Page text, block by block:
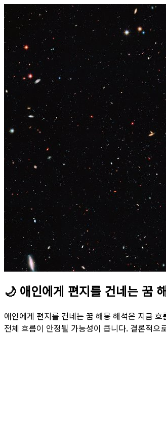
🌙 애인에게 편지를 건네는 꿈
애인에게 편지를 건네는 꿈 해몽 해석은 지금
전체 흐름이 안정될 가능성이 큽니다. 결론적